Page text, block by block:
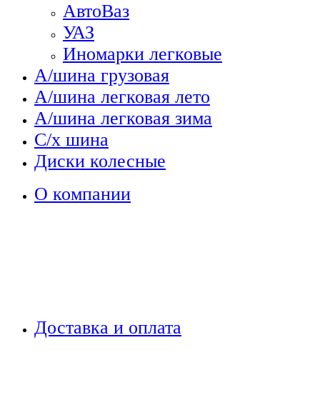
АвтоВаз
УАЗ
Иномарки легковые
А/шина грузовая
А/шина легковая лето
А/шина легковая зима
С/х шина
Диски колесные
О компании
Доставка и оплата